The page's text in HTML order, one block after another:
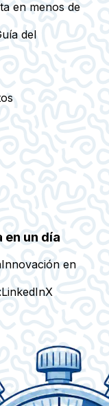
en menos de
del
en un día
Innovación en
LinkedInX